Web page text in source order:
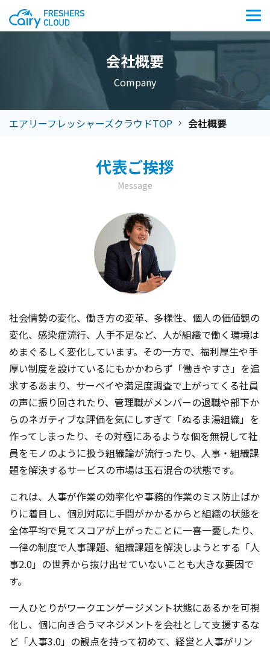
会社概要
Company
エアリーフレッシャーズクラウドTOP 会社概要
代表ご挨拶
Message
社会情勢の変化、働き方の変革、多様性、個人の価値観の
変化、感染症流行、人手不足など、人が組織で働く環境は
めまぐるしく変化しています。その一方で、福利厚生や手
厚い制度を設けているにもかかわらず「働きやすさ」を追
求するあまり、サーベイや満足度調査で上がってくる社員
の声に振り回されたり、管理職がメンバーの退職や部下か
らのネガティブな評価を気にしすぎて「ぬるま湯組織」を
作ってしまったり、その対極にあるような個を無視して社
員をモノのように扱う組織論が流行ったり、人事・組織課
題を解決するサービスの市場は玉石混合の状態です。
これは、人事が作業の効率化や事務的作業のミス防止ばか
りに着目し、個別対応に手間がかかるからと組織の状態を
全体平均で見てスコアが上がったことに一喜一憂したり、
一律の制度で人事課題、組織課題を解決しようとする「人
事2.0」の世界から抜け出せていないことも大きな要因で
す。
一人ひとりがワークエンゲージメント状態にあるかを可視
化し、個に向き合うマネジメントを会社として支援するな
ど「人事3.0」の観点を持って初めて、経営と人事がリン